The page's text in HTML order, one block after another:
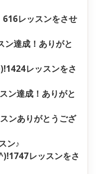
レッスンをさせ
達成！ありがと
レッスンをさ
達成！ありがと
ありがとうござ
ン♪
レッスンをさ